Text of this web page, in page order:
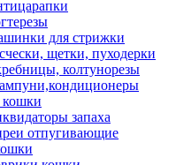
для стрижки
щетки, пуходерки
колтунорезы
кошки
запаха
отпугивающие